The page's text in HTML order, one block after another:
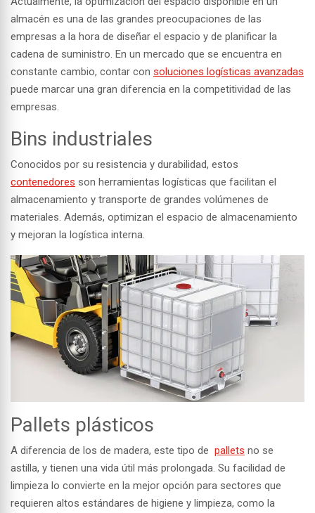
almacén es una de las grandes preocupaciones de las
empresas a la hora de diseñar el espacio y de planificar la
cadena de suministro. En un mercado que se encuentra en
constante cambio, contar con soluciones logísticas avanzadas
puede marcar una gran diferencia en la competitividad de las
empresas.
Bins industriales
Conocidos por su resistencia y durabilidad, estos
contenedores son herramientas logísticas que facilitan el
almacenamiento y transporte de grandes volúmenes de
materiales. Además, optimizan el espacio de almacenamiento
y mejoran la logística interna.
Pallets plásticos
A diferencia de los de madera, este tipo de pallets no se
astilla, y tienen una vida útil más prolongada. Su facilidad de
limpieza lo convierte en la mejor opción para sectores que
requieren altos estándares de higiene y limpieza, como la